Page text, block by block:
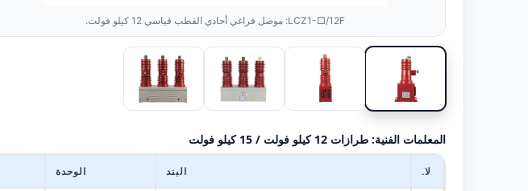
LCZ1-□/12F: موصل فراغي أحادي القطب قياسي 12 كيلو فولت.
المعلمات الفنية: طرازات 12 كيلو فولت / 15 كيلو فولت
لا. البند الوحدة